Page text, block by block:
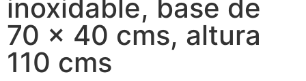
inoxidable, base de
70 x 40 cms, altura
110 cms